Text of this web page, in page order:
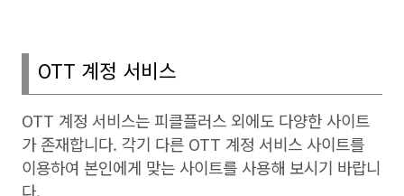
OTT 계정 서비스
OTT 계정 서비스는 피클플러스 외에도 다양한 사이트
가 존재합니다. 각기 다른 OTT 계정 서비스 사이트를
이용하여 본인에게 맞는 사이트를 사용해 보시기 바랍니
다.